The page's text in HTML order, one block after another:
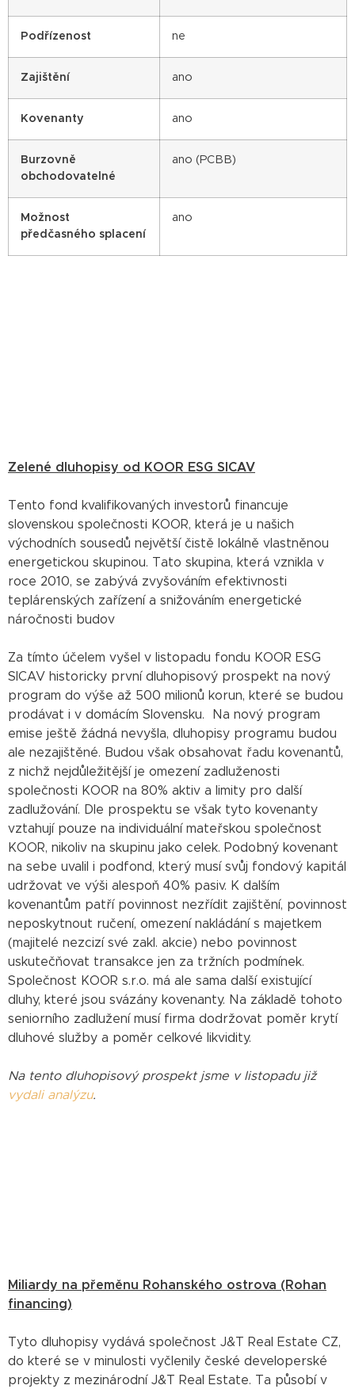
Podřízenost ne
Zajištění ano
Kovenanty ano
Burzovně
obchodovatelné
ano (PCBB)
Možnost
předčasného splacení
ano
Zelené dluhopisy od KOOR ESG SICAV
Tento fond kvalifikovaných investorů financuje
slovenskou společnosti KOOR, která je u našich
východních sousedů největší čistě lokálně vlastněnou
energetickou skupinou. Tato skupina, která vznikla v
roce 2010, se zabývá zvyšováním efektivnosti
teplárenských zařízení a snižováním energetické
náročnosti budov
Za tímto účelem vyšel v listopadu fondu KOOR ESG
SICAV historicky první dluhopisový prospekt na nový
program do výše až 500 milionů korun, které se budou
prodávat i v domácím Slovensku. Na nový program
emise ještě žádná nevyšla, dluhopisy programu budou
ale nezajištěné. Budou však obsahovat řadu kovenantů,
z nichž nejdůležitější je omezení zadluženosti
společnosti KOOR na 80% aktiv a limity pro další
zadlužování. Dle prospektu se však tyto kovenanty
vztahují pouze na individuální mateřskou společnost
KOOR, nikoliv na skupinu jako celek. Podobný kovenant
na sebe uvalil i podfond, který musí svůj fondový kapitál
udržovat ve výši alespoň 40% pasiv. K dalším
kovenantům patří povinnost nezřídit zajištění, povinnost
neposkytnout ručení, omezení nakládání s majetkem
(majitelé nezcizí své zakl. akcie) nebo povinnost
uskutečňovat transakce jen za tržních podmínek.
Společnost KOOR s.r.o. má ale sama další existující
dluhy, které jsou svázány kovenanty. Na základě tohoto
seniorního zadlužení musí firma dodržovat poměr krytí
dluhové služby a poměr celkové likvidity.
Na tento dluhopisový prospekt jsme v listopadu již
vydali analýzu.
Miliardy na přeměnu Rohanského ostrova (Rohan
financing)
Tyto dluhopisy vydává společnost J&T Real Estate CZ,
do které se v minulosti vyčlenily české developerské
projekty z mezinárodní J&T Real Estate. Ta působí v